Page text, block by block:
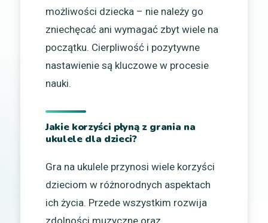
możliwości dziecka – nie należy go
zniechęcać ani wymagać zbyt wiele na
początku. Cierpliwość i pozytywne
nastawienie są kluczowe w procesie
nauki.
Jakie korzyści płyną z grania na
ukulele dla dzieci?
Gra na ukulele przynosi wiele korzyści
dzieciom w różnorodnych aspektach
ich życia. Przede wszystkim rozwija